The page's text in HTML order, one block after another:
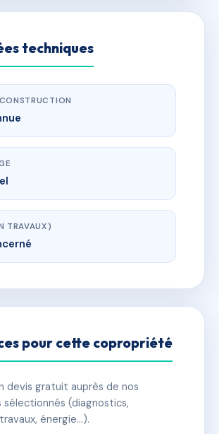
techniques
TRAVAUX)
pour cette copropriété
devis gratuit auprès de nos
sélectionnés (diagnostics,
énergie…).